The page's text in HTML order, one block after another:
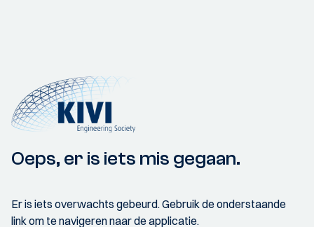
Oeps, er is iets mis gegaan.
Er is iets overwachts gebeurd. Gebruik de onderstaande
link om te navigeren naar de applicatie.